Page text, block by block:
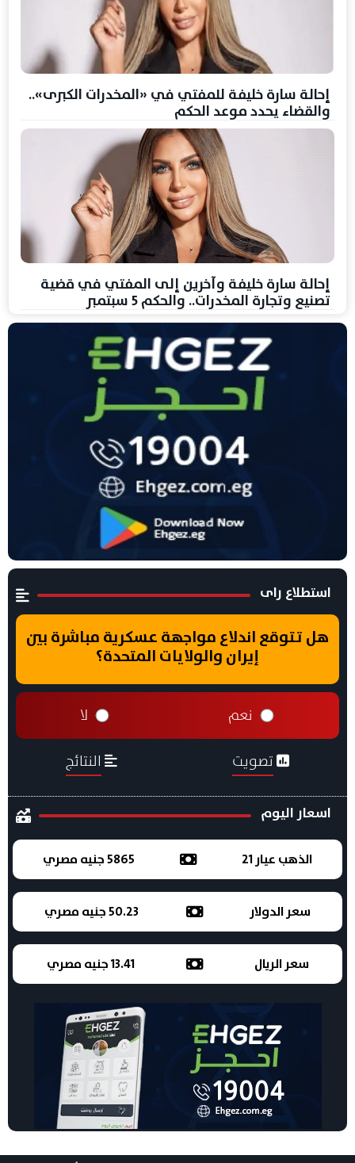
إحالة سارة خليفة للمفتي في «المخدرات الكبرى»..
والقضاء يحدد موعد الحكم
إحالة سارة خليفة وآخرين إلى المفتي في قضية
تصنيع وتجارة المخدرات.. والحكم 5 سبتمبر
استطلاع راى
هل تتوقع اندلاع مواجهة عسكرية مباشرة بين
إيران والولايات المتحدة؟
نعم لا
تصويت النتائج
اسعار اليوم
الذهب عيار 21 5865 جنيه مصري
سعر الدولار 50.23 جنيه مصري
سعر الريال 13.41 جنيه مصري